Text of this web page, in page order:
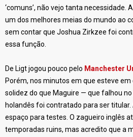
‘comuns’, não vejo tanta necessidade.
um dos melhores meias do mundo ao
sem contar que Joshua Zirkzee foi
essa função.
De Ligt jogou pouco pelo Manchester
Porém, nos minutos em que esteve
solidez do que Maguire — que falhou
holandês foi contratado para ser
espaço para testes. O zagueiro inglês
temporadas ruins, mas acredito que a